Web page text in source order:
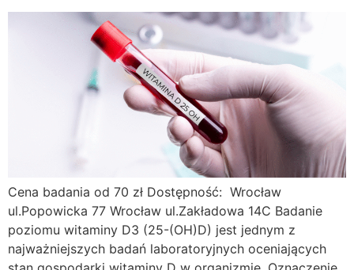
Cena badania od 70 zł Dostępność: Wrocław
ul.Popowicka 77 Wrocław ul.Zakładowa 14C Badanie
poziomu witaminy D3 (25-(OH)D) jest jednym z
najważniejszych badań laboratoryjnych oceniających